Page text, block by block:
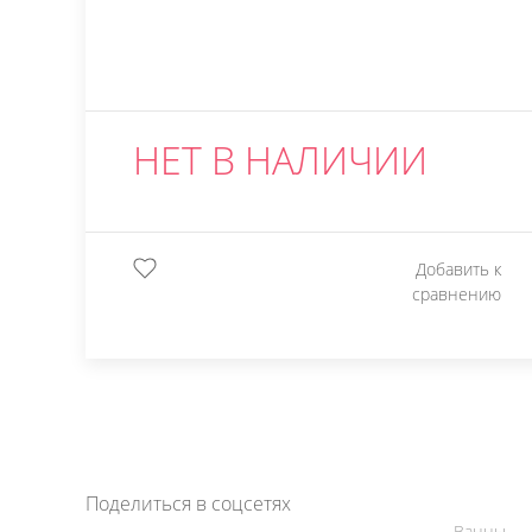
НЕТ В НАЛИЧИИ
Добавить к
сравнению
Поделиться в соцсетях